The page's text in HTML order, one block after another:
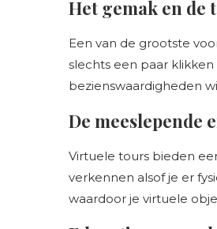
Het gemak en
Een van de grootste
slechts een paar
bezienswaardigheden
De meeslepende
Virtuele tours bieden
verkennen alsof je er
waardoor je virtuele